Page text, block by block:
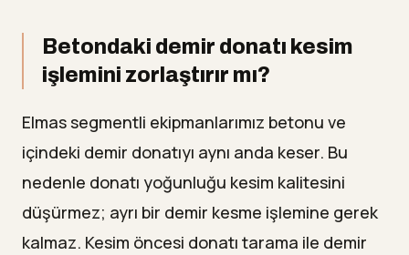
Betondaki demir donatı kesim
işlemini zorlaştırır mı?
Elmas segmentli ekipmanlarımız betonu ve
içindeki demir donatıyı aynı anda keser. Bu
nedenle donatı yoğunluğu kesim kalitesini
düşürmez; ayrı bir demir kesme işlemine gerek
kalmaz. Kesim öncesi donatı tarama ile demir